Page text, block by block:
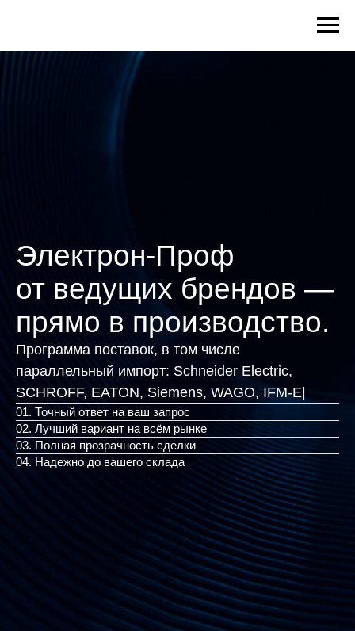
Электрон-Проф
от ведущих брендов —
прямо в производство.
Программа поставок, в том числе
параллельный импорт: Schneider Electric,
SCHROFF, EATON, Siemens|
01. Точный ответ на ваш запрос
02. Лучший вариант на всём рынке
03. Полная прозрачность сделки
04. Надежно до вашего склада